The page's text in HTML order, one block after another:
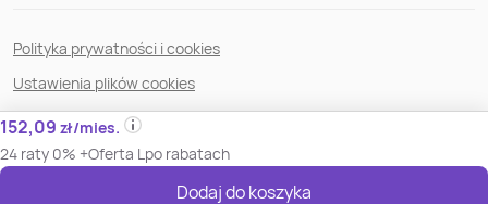
152,09 zł/mies.
24 raty 0% +Oferta Lpo rabatach
Dodaj do koszyka
Polityka prywatności i cookies
Ustawienia plików cookies
Regulamin serwisu
Bezpieczeństwo danych